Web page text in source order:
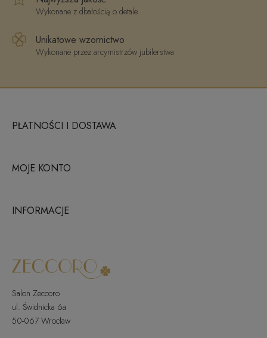
Wykonane z dbałością o detale
Unikatowe wzornictwo
Wykonane przez arcymistrzów jubilerstwa
PŁATNOŚCI I DOSTAWA
MOJE KONTO
INFORMACJE
Salon Zeccoro
ul. Świdnicka 6a
50-067 Wrocław